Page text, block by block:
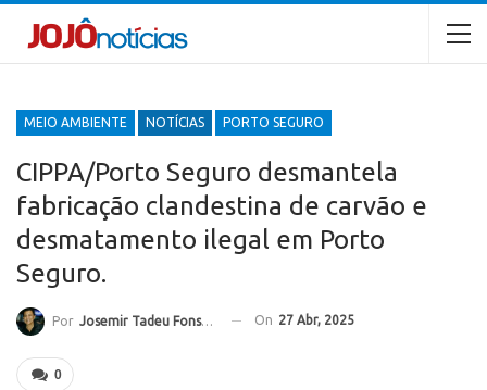
MEIO AMBIENTE NOTÍCIAS PORTO SEGURO
CIPPA/Porto Seguro desmantela
fabricação clandestina de carvão e
desmatamento ilegal em Porto
Seguro.
Por Josemir Tadeu Fonseca On 27 Abr, 2025
0